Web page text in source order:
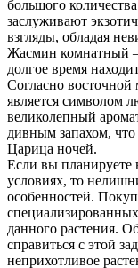
большого
заслуживают
взгляды, обладая
Жасмин комнатный
долгое время
Согласно
является символом
великолепный
дивным запахом,
Царица ночей.
Если вы планируете
условиях, то
особенностей.
данного растения.
справиться с этой
неприхотливое